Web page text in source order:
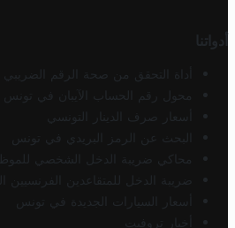
أدواتنا
أداة التحقق من صحة الرقم الضريبي
محول رقم الحساب الآيبان في تونس
أسعار صرف الدينار التونسي
البحث عن الرمز البريدي في تونس
محاكي ضريبة الدخل الشخصي
ضريبة الدخل للمتقاعدين الفرنسيين
أسعار السيارات الجديدة في تونس
أخبار تروفيت